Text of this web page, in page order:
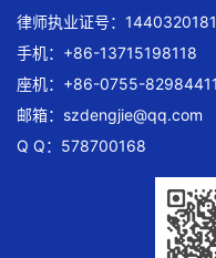
律师执业证号：
手机：+86-13715198118
座机：+86-0755-82984411
邮箱： szdengjie@qq.com
Q Q：578700168